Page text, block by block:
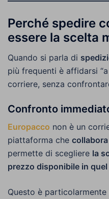
Perché spedire
essere la scelta
Quando si parla di
più frequenti è affidarsi
corriere, senza
Confronto
Europacco non è un
piattaforma che
permette di scegliere la
prezzo disponibile in
Questo è